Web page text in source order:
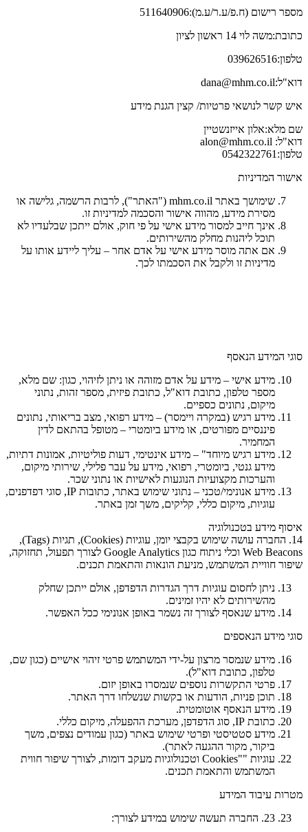
מספר רישום (ח.פ/ע.ר/ע.מ):511640906
כתובת:משה לוי 14 ראשון לציון
טלפון:039626516
דוא"ל:dana@mhm.co.il
איש קשר לנושאי פרטיות/ קצין הגנת מידע
שם מלא:אלון אייזנשטיין
דוא"ל: alon@mhm.co.il
טלפון:0542322761
אישור המדיניות
שימושך באתר mhm.co.il ("האתר"), לרבות הרשמה, גלישה או
מסירת מידע, מהווה אישור והסכמה למדיניות זו.
אינך חייב למסור מידע אישי על פי חוק, אולם ייתכן שבלעדיו לא
תוכל ליהנות מחלק מהשירותים.
אם אתה מוסר מידע אישי על אדם אחר – עליך ליידע אותו על
מדיניות זו ולקבל את הסכמתו לכך.
סוגי המידע הנאסף
מידע אישי – מידע על אדם מזוהה או ניתן לזיהוי, כגון: שם מלא,
מספר טלפון, כתובת דוא"ל, כתובת פיזית, מספר זהות, נתוני
מיקום, נתונים כספיים.
מידע רגיש (במקרה ויימסר) – מידע רפואי, מצב בריאותי, נתונים
פיננסיים מפורטים, או מידע ביומטרי – מטופל בהתאם לדין
המחמיר.
מידע רגיש מיוחד" – מידע אינטימי, דעות פוליטיות, אמונות דתיות,
מידע גנטי, ביומטרי, רפואי, מידע על עבר פלילי, שירותי מיקום,
והערכות מקצועיות הנוגעות לאישיות או נתוני שכר.
מידע אנונימי/טכני – נתוני שימוש באתר, כתובות IP, סוגי דפדפנים,
עוגיות, מיקום כללי, קליקים, משך זמן באתר.
איסוף מידע בטכנולוגיה
14. החברה עושה שימוש בקבצי יומן, עוגיות (Cookies), תגיות (Tags),
Web Beacons וכלי ניתוח כגון Google Analytics לצורך תפעול, תחזוקה,
שיפור חוויית המשתמש, מניעת הונאות והתאמת תכנים.
ניתן לחסום עוגיות דרך הגדרות הדפדפן, אולם ייתכן שחלק
מהשירותים לא יהיו זמינים.
מידע שנאסף לצורך זה נשמר באופן אנונימי ככל האפשר.
סוגי מידע הנאספים
מידע שנמסר מרצון על-ידי המשתמש פרטי זיהוי אישיים (כגון שם,
טלפון, כתובת דוא"ל).
פרטי התקשרות נוספים שנמסרו באופן יזום.
תוכן פניות, הודעות או בקשות שנשלחו דרך האתר.
מידע הנאסף אוטומטית.
כתובת IP, סוג הדפדפן, מערכת ההפעלה, מיקום כללי.
מידע סטטיסטי ופרטי שימוש באתר (כגון עמודים נצפים, משך
ביקור, מקור ההגעה לאתר).
עוגיות ""Cookies וטכנולוגיות מעקב דומות, לצורך שיפור חווית
המשתמש והתאמת תכנים.
מטרות עיבוד המידע
23. החברה תעשה שימוש במידע לצורך: